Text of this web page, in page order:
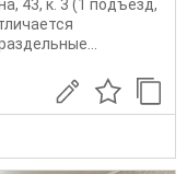
43, к. 3 (1 подъезд,